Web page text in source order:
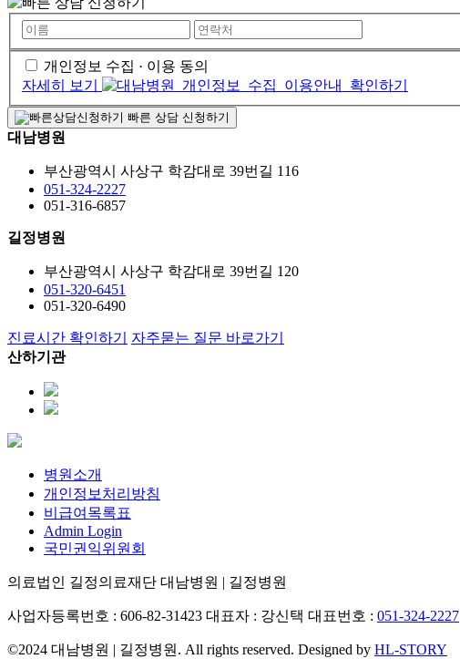
개인정보 수집 · 이용 동의
자세히 보기
빠른 상담 신청하기
대남병원
부산광역시 사상구 학감대로 39번길 116
051-324-2227
051-316-6857
길정병원
부산광역시 사상구 학감대로 39번길 120
051-320-6451
051-320-6490
진료시간 확인하기
자주묻는 질문 바로가기
산하기관
병원소개
개인정보처리방침
비급여목록표
Admin Login
국민권익위원회
의료법인 길정의료재단 대남병원 | 길정병원
사업자등록번호 : 606-82-31423 대표자 : 강신택 대표번호 : 051-324-2227
©2024 대남병원 | 길정병원. All rights reserved. Designed by HL-STORY